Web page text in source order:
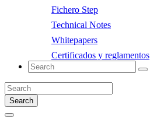
Fichero Step
Technical Notes
Whitepapers
Certificados y reglamentos
Search